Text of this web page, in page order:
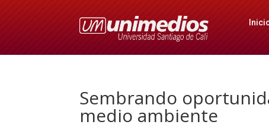
Sembrando
medio ambiente